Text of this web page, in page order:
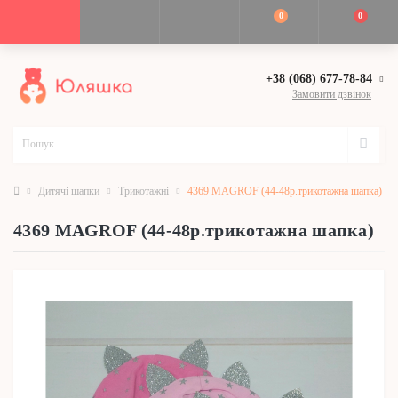
0 0
+38 (068) 677-78-84
Замовити дзвінок
Дитячі шапки Трикотажні 4369 MAGROF (44-48р.трикотажна шапка)
4369 MAGROF (44-48р.трикотажна шапка)